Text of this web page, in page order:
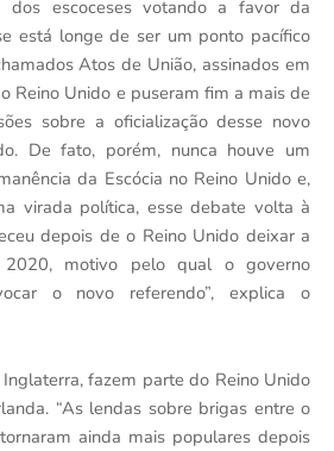
escoceses votando a favor da
está longe de ser um ponto pacífico
Atos de União, assinados em
Reino Unido e puseram fim a mais de
sobre a oficialização desse novo
De fato, porém, nunca houve um
da Escócia no Reino Unido e,
virada política, esse debate volta à
depois de o Reino Unido deixar a
2020, motivo pelo qual o governo
o novo referendo”, explica o
fazem parte do Reino Unido
“As lendas sobre brigas entre o
ainda mais populares depois